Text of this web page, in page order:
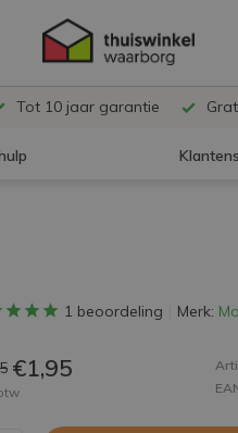
Tot 10 jaar garantie
1 beoordeling Merk:
€1,95